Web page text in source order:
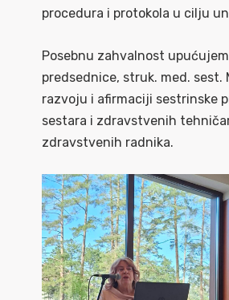
procedura i protokola u cilju
Posebnu zahvalnost
predsednice, struk. med.
razvoju i afirmaciji sestrinske
sestara i zdravstvenih
zdravstvenih radnika.